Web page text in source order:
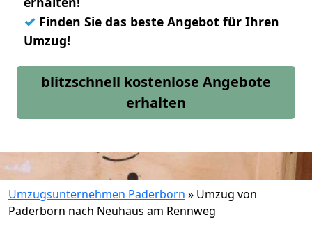
✓ Finden Sie das beste Angebot für Ihren
Umzug!
blitzschnell kostenlose Angebote
erhalten
Umzugsunternehmen Paderborn » Umzug von
Paderborn nach Neuhaus am Rennweg